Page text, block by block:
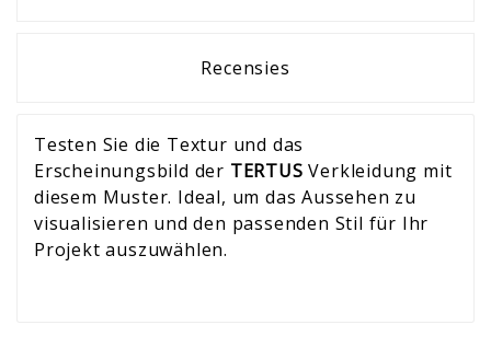
Recensies
Testen Sie die Textur und das
Erscheinungsbild der TERTUS Verkleidung mit
diesem Muster. Ideal, um das Aussehen zu
visualisieren und den passenden Stil für Ihr
Projekt auszuwählen.